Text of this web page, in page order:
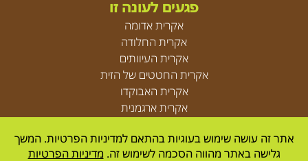
פגעים לעונה זו
אקרית אדומה
אקרית החלודה
אקרית העיוותים
אקרית החטטים של הזית
אקרית האבוקדו
אקרית ארגמנית
אתר זה עושה שימוש בעוגיות בהתאם למדיניות הפרטיות. המשך
גלישה באתר מהווה הסכמה לשימוש זה. מדיניות הפרטיות